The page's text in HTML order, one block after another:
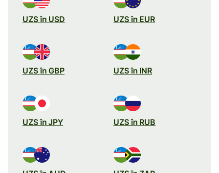
UZS în USD UZS în EUR
UZS în GBP UZS în INR
UZS în JPY UZS în RUB